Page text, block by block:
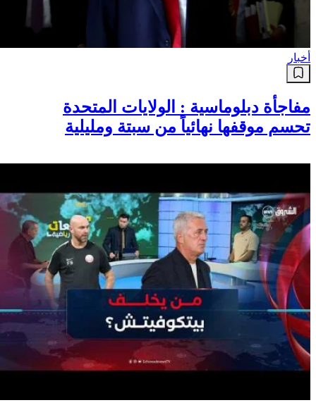
أخبار
مفاجأة دبلوماسية : الولايات المتحدة
تحسم موقفها نهائياً من سبتة ومليلية